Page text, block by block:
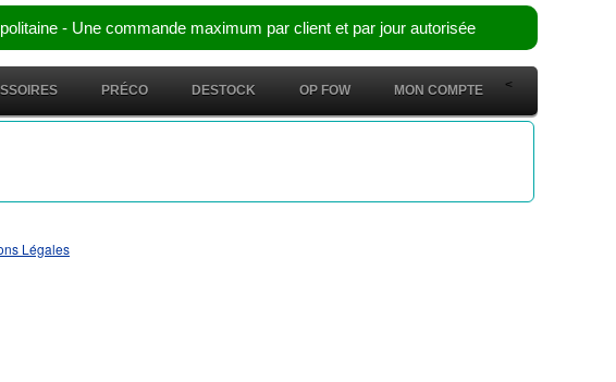
- Une commande maximum par client et par jour autorisée
PRÉCO <
DESTOCK OP FOW MON COMPTE
Légales